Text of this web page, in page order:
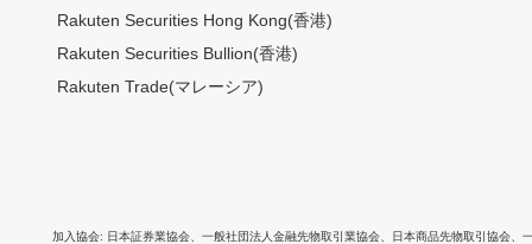
Rakuten Securities Hong Kong(香港)
Rakuten Securities Bullion(香港)
Rakuten Trade(マレーシア)
加入協会 日本証券業協会 一般社団法人金融先物取引業協会 日本商品先物取引協会